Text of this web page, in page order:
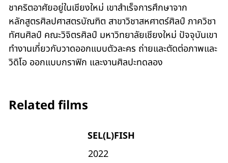
ชาคริตอาศัยอยู่ในเชียงใหม่ เขาสำเร็จการศึกษาจาก
หลักสูตรศิลปศาสตร​บัณฑิต​ สาขาวิชาสหศาตร์ศิลป์ ภาควิชา
ทัศนศิลป์​ คณะวิจิตรศิลป์ มหาวิทยาลัยเชียงใหม่ ปัจจุบันเขา
ทำงานเกี่ยวกับวาดออกแบบตัวละคร ถ่ายและตัดต่อภาพและ
วิดิโอ ออกแบบกราฟิก และงานศิลปะทดลอง
Related films
SEL(L)FISH
2022